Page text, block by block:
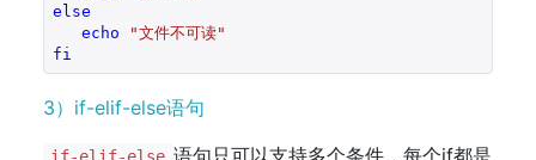
else
echo
"文件不可读"
fi
3）if-elif-else语句
语句只可以支持多个条件，每个if都是